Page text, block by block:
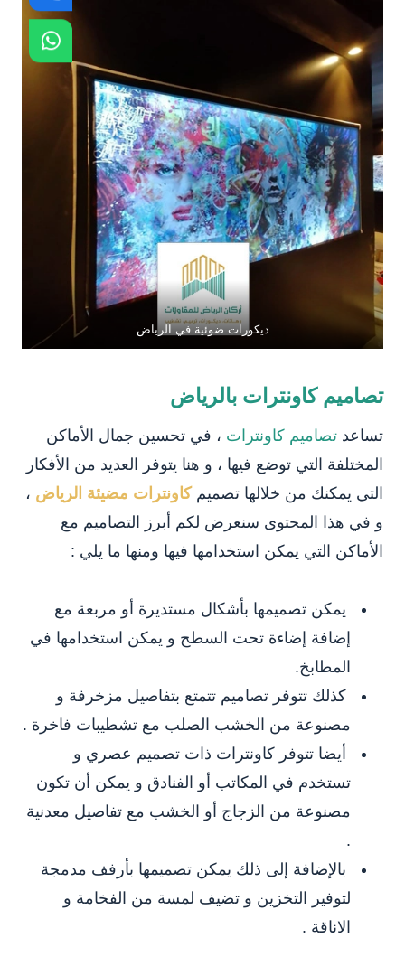
ديكورات ضوئية في الرياض
تصاميم كاونترات بالرياض
تساعد تصاميم كاونترات ، في تحسين جمال الأماكن
المختلفة التي توضع فيها ، و هنا يتوفر العديد من الأفكار
التي يمكنك من خلالها تصميمكاونترات مضيئة الرياض ،
و في هذا المحتوى سنعرض لكم أبرز التصاميم مع
الأماكن التي يمكن استخدامها فيها ومنها ما يلي :
يمكن تصميمها بأشكال مستديرة أو مربعة مع
إضافة إضاءة تحت السطح و يمكن استخدامها في
المطابخ.
كذلك تتوفر تصاميم تتمتع بتفاصيل مزخرفة و
مصنوعة من الخشب الصلب مع تشطيبات فاخرة .
أيضا تتوفر كاونترات ذات تصميم عصري و
تستخدم في المكاتب أو الفنادق و يمكن أن تكون
مصنوعة من الزجاج أو الخشب مع تفاصيل معدنية
.
بالإضافة إلى ذلك يمكن تصميمها بأرفف مدمجة
لتوفير التخزين و تضيف لمسة من الفخامة و
الاناقة .